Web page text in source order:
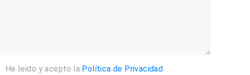
He leído y acepto la Política de Privacidad